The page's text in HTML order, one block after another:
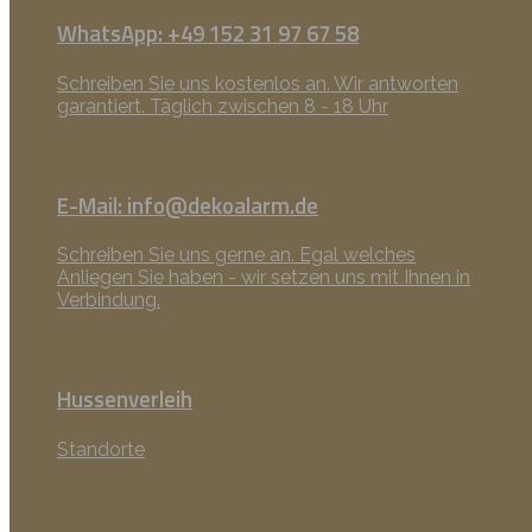
WhatsApp: +49 152 31 97 67 58
Schreiben Sie uns kostenlos an. Wir antworten
garantiert. Täglich zwischen 8 - 18 Uhr
E-Mail: info@dekoalarm.de
Schreiben Sie uns gerne an. Egal welches
Anliegen Sie haben - wir setzen uns mit Ihnen in
Verbindung.
Hussenverleih
Standorte